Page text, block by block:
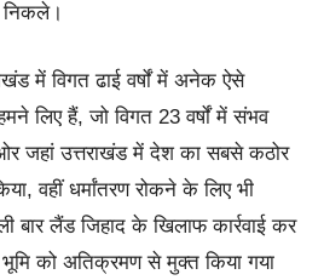
निकले।
में विगत ढाई वर्षों में अनेक ऐसे
लिए हैं, जो विगत 23 वर्षों में संभव
जहां उत्तराखंड में देश का सबसे कठोर
वहीं धर्मांतरण रोकने के लिए भी
बार लैंड जिहाद के खिलाफ कार्रवाई कर
भूमि को अतिक्रमण से मुक्त किया गया